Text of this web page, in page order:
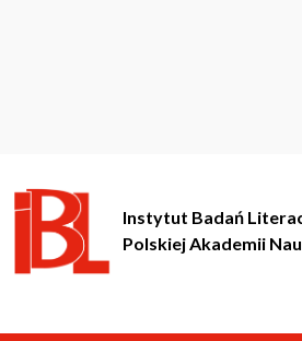
Instytut Badań
Polskiej Akademii
Instytut Badań Literackich Polskiej